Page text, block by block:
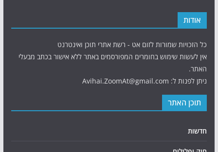
אודות
כל הזכויות שמורות לזום אט - רשת אתרי תוכן ואינטרנט
אין לעשות שימוש בחומרים המפורסמים באתר ללא אישור בכתב מבעלי
האתר.
ניתן לפנות ל: Avihai.ZoomAt@gmail.com
תוכן האתר
חדשות